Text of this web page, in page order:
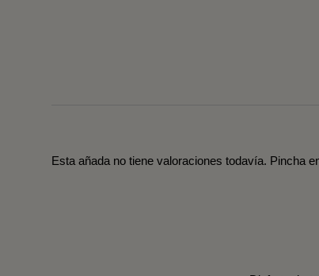
Esta añada no tiene valoraciones todavía. Pincha